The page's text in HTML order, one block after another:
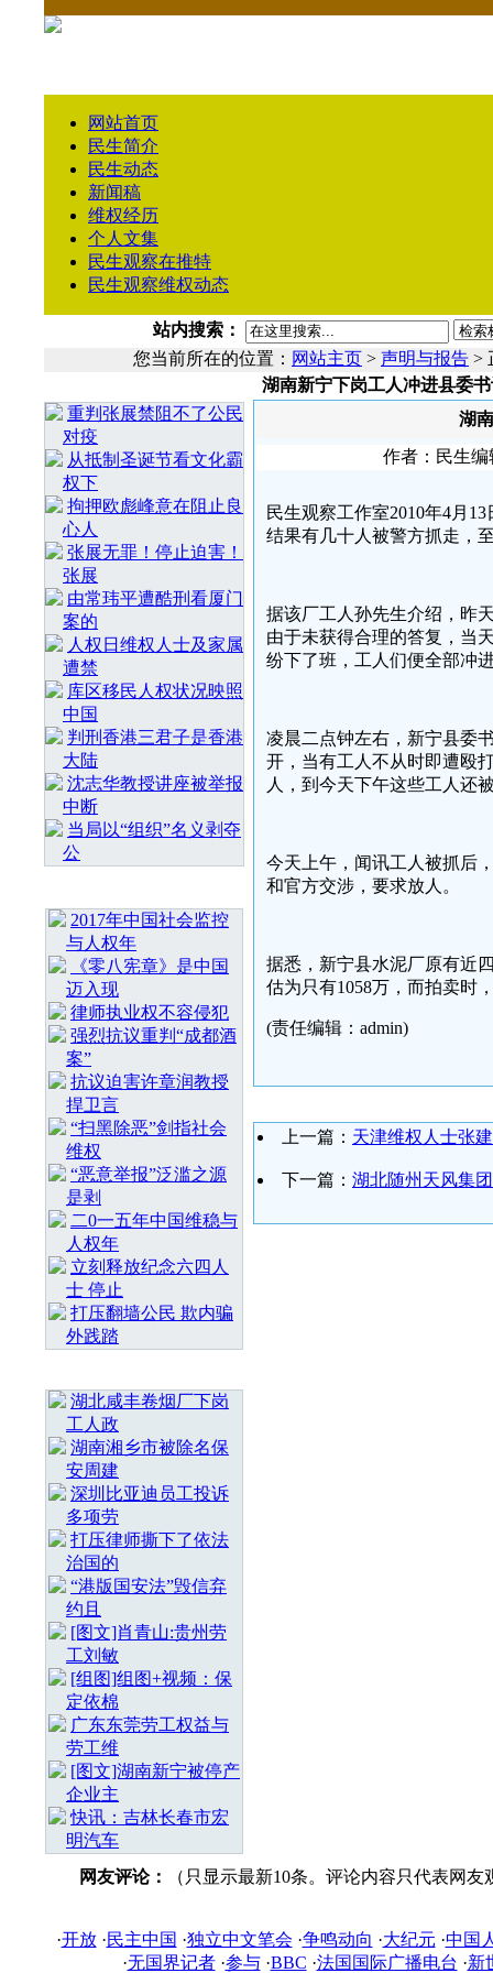
网站首页
民生简介
民生动态
新闻稿
维权经历
个人文集
民生观察在推特
民生观察维权动态
站内搜索：
您当前所在的位置： 网站主页 > 声明与报告 >
重判张展禁阻不了公民
对疫
从抵制圣诞节看文化霸
权下
拘押欧彪峰意在阻止良
心人
张展无罪！停止迫害！
张展
由常玮平遭酷刑看厦门
案的
人权日维权人士及家属
遭禁
库区移民人权状况映照
中国
判刑香港三君子是香港
大陆
沈志华教授讲座被举报
中断
当局以“组织”名义剥夺
公
2017年中国社会监控
与人权年
《零八宪章》是中国
迈入现
律师执业权不容侵犯
强烈抗议重判“成都酒
案”
抗议迫害许章润教授
捍卫言
“扫黑除恶”剑指社会
维权
“恶意举报”泛滥之源
是剥
二0一五年中国维稳与
人权年
立刻释放纪念六四人
士 停止
打压翻墙公民 欺内骗
外践踏
湖北咸丰卷烟厂下岗
工人政
湖南湘乡市被除名保
安周建
深圳比亚迪员工投诉
多项劳
打压律师撕下了依法
治国的
“港版国安法”毁信弃
约且
[图文]肖青山:贵州劳
工刘敏
[组图]组图+视频：保
定依棉
广东东莞劳工权益与
劳工维
[图文]湖南新宁被停产
企业主
快讯：吉林长春市宏
明汽车
湖南新宁下岗工人冲进县委
湖
作者：民生编
民生观察工作室2010年4月
结果有几十人被警方抓走，
据该厂工人孙先生介绍，昨
由于未获得合理的答复，当
纷下了班，工人们便全部冲
凌晨二点钟左右，新宁县委
开，当有工人不从时即遭殴
人，到今天下午这些工人还
今天上午，闻讯工人被抓后
和官方交涉，要求放人。
据悉，新宁县水泥厂原有近
估为只有1058万，而拍卖时
(责任编辑：admin)
上一篇： 天津维权人士张
下一篇： 湖北随州天风集
网友评论： （只显示最新10条。评论内容只代表网
·开放·民主中国 ·独立中文笔会 ·争鸣动向 ·大纪元 ·中国
·无国界记者·参与·BBC ·法国国际广播电台 ·新